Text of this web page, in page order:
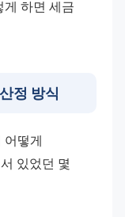
게 하면 세금
정 방식
어떻게
있었던 몇